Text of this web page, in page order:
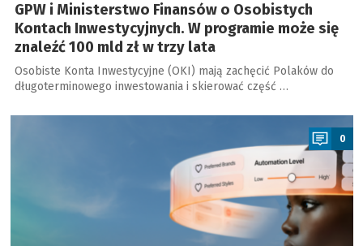
GPW i Ministerstwo Finansów o Osobistych
Kontach Inwestycyjnych. W programie może się
znaleźć 100 mld zł w trzy lata
Osobiste Konta Inwestycyjne (OKI) mają zachęcić Polaków do
długoterminowego inwestowania i skierować część …
a
0